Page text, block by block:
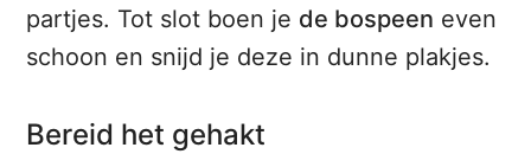
partjes. Tot slot boen je de bospeen even
schoon en snijd je deze in dunne plakjes.
Bereid het gehakt